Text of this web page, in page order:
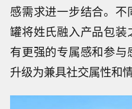
感需求进一步结合。
罐将姓氏融入产品包
有更强的专属感和参
升级为兼具社交属性和